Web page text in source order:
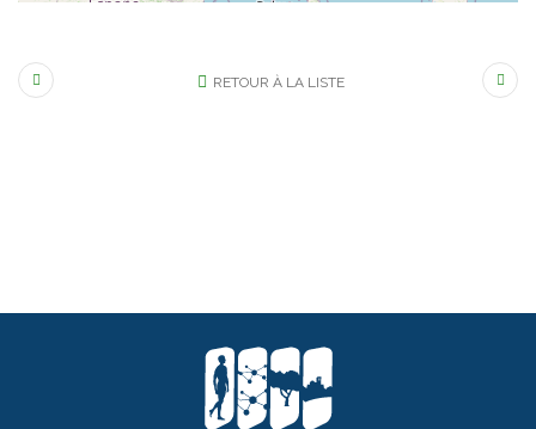
RETOUR À LA LISTE